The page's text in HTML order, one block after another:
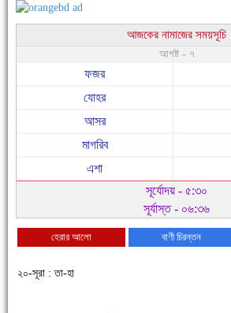
আজকের নামাজের সময়সূচি
আগষ্ট - ৭
ফজর
যোহর
আসর
মাগরিব
এশা
সূর্যোদয় - ৫:৩০
সূর্যাস্ত - ০৬:৩৬
হেরার আলো বাণী চিরন্তন
২০-সূরা : তা-হা